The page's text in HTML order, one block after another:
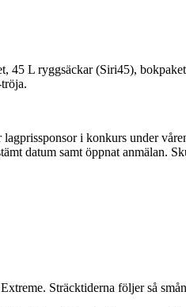
L ryggsäckar (Siri45),
i konkurs under
datum samt öppnat anmälan.
Sträcktiderna följer så